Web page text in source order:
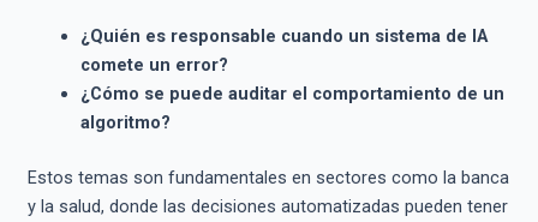
¿Quién es responsable cuando un sistema de IA
comete un error?
¿Cómo se puede auditar el comportamiento de un
algoritmo?
Estos temas son fundamentales en sectores como la banca
y la salud, donde las decisiones automatizadas pueden tener